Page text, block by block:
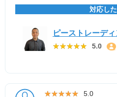
対応し
ピーストレーデ
★★★★★
★★★★★ 5.0
★★★★★
★★★★★ 5.0